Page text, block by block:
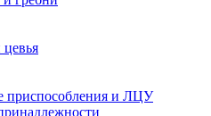
приспособления и ЛЦУ